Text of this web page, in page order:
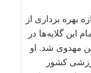
بهره برداری از
این گلایه‌ها در
مهدوی شد. او
کشور